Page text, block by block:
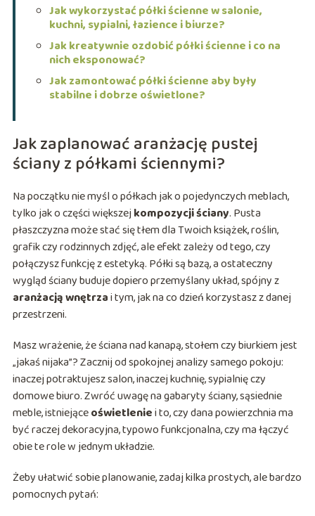
Jak wykorzystać półki ścienne w salonie,
kuchni, sypialni, łazience i biurze?
Jak kreatywnie ozdobić półki ścienne i co na
nich eksponować?
Jak zamontować półki ścienne aby były
stabilne i dobrze oświetlone?
Jak zaplanować aranżację pustej
ściany z półkami ściennymi?
Na początku nie myśl o półkach jak o pojedynczych meblach,
tylko jak o części większejkompozycji ściany. Pusta
płaszczyzna może stać się tłem dla Twoich książek, roślin,
grafik czy rodzinnych zdjęć, ale efekt zależy od tego, czy
połączysz funkcję z estetyką. Półki są bazą, a ostateczny
wygląd ściany buduje dopiero przemyślany układ, spójny z
aranżacją wnętrzai tym, jak na co dzień korzystasz z danej
przestrzeni.
Masz wrażenie, że ściana nad kanapą, stołem czy biurkiem jest
„jakaś nijaka”? Zacznij od spokojnej analizy samego pokoju:
inaczej potraktujesz salon, inaczej kuchnię, sypialnię czy
domowe biuro. Zwróć uwagę na gabaryty ściany, sąsiednie
meble, istniejąceoświetleniei to, czy dana powierzchnia ma
być raczej dekoracyjna, typowo funkcjonalna, czy ma łączyć
obie te role w jednym układzie.
Żeby ułatwić sobie planowanie, zadaj kilka prostych, ale bardzo
pomocnych pytań: